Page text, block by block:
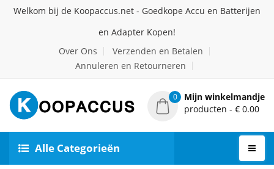
Welkom bij de Koopaccus.net - Goedkope Accu en Batterijen
en Adapter Kopen!
Over Ons
Verzenden en Betalen
Annuleren en Retourneren
0
Mijn winkelmandje
producten - € 0.00
Alle Categorieën